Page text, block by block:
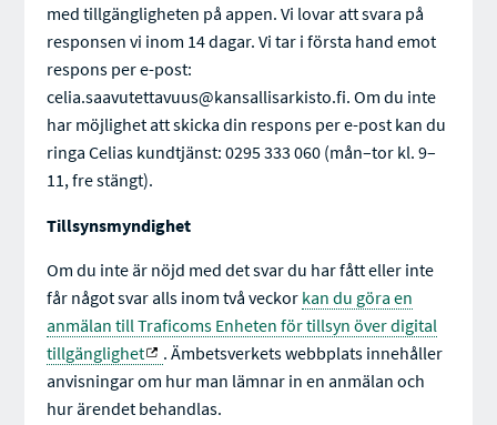
med tillgängligheten på appen. Vi lovar att svara på
responsen vi inom 14 dagar. Vi tar i första hand emot
respons per e-post:
celia.saavutettavuus@kansallisarkisto.fi. Om du inte
har möjlighet att skicka din respons per e-post kan du
ringa Celias kundtjänst: 0295 333 060 (mån–tor kl. 9–
11, fre stängt).
Tillsynsmyndighet
Om du inte är nöjd med det svar du har fått eller inte
får något svar alls inom två veckor kan du göra en
anmälan till Traficoms Enheten för tillsyn över digital
tillgänglighet
. Ämbetsverkets webbplats innehåller
anvisningar om hur man lämnar in en anmälan och
hur ärendet behandlas.